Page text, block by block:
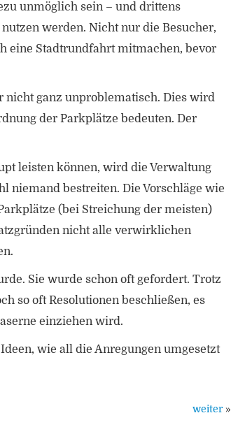
unmöglich sein – und drittens
werden. Nicht nur die Besucher,
eine Stadtrundfahrt mitmachen, bevor
ganz unproblematisch. Dies wird
der Parkplätze bedeuten. Der
leisten können, wird die Verwaltung
niemand bestreiten. Die Vorschläge wie
(bei Streichung der meisten)
nicht alle verwirklichen
Sie wurde schon oft gefordert. Trotz
so oft Resolutionen beschließen, es
einziehen wird.
wie all die Anregungen umgesetzt
weiter»